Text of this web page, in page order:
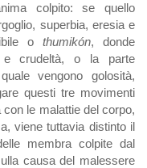
colpito: se quello
superbia, eresia e
o thumikón, donde
e crudeltà, o la parte
vengono golosità,
questi tre movimenti
le malattie del corpo,
viene tuttavia distinto il
membra colpite dal
causa del malessere